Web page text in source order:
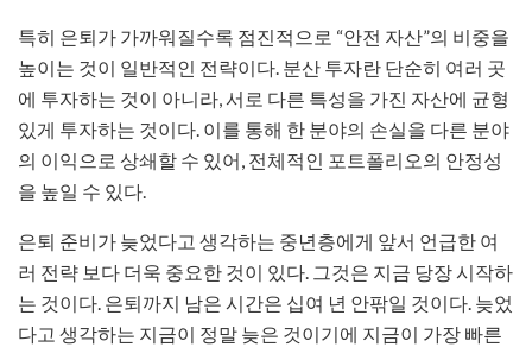
특히 은퇴가 가까워질수록 점진적으로 “안전 자산”의 비중을
높이는 것이 일반적인 전략이다. 분산 투자란 단순히 여러 곳
에 투자하는 것이 아니라, 서로 다른 특성을 가진 자산에 균형
있게 투자하는 것이다. 이를 통해 한 분야의 손실을 다른 분야
의 이익으로 상쇄할 수 있어, 전체적인 포트폴리오의 안정성
을 높일 수 있다.
은퇴 준비가 늦었다고 생각하는 중년층에게 앞서 언급한 여
러 전략 보다 더욱 중요한 것이 있다. 그것은 지금 당장 시작하
는 것이다. 은퇴까지 남은 시간은 십여 년 안팎일 것이다. 늦었
다고 생각하는 지금이 정말 늦은 것이기에 지금이 가장 빠른